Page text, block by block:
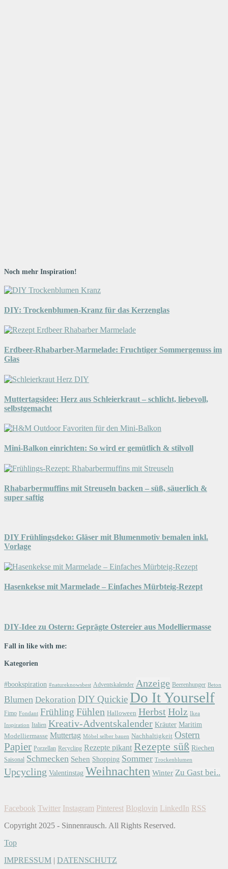
Noch mehr Inspiration!
DIY: Trockenblumen-Kranz für das Kerzenglas
Erdbeer-Rhabarber-Marmelade: Fruchtiger Sommergenuss im
Glas
Muttertagsidee: Herz aus Schleierkraut – schlicht, liebevoll,
selbstgemacht
Mini-Balkon einrichten: So wird er gemütlich & stilvoll
Rhabarbermuffins mit Streuseln backen – süß, säuerlich &
super saftig
DIY Frühlingsdeko: Gläser mit Blumenmotiv bemalen inkl.
Vorlage
Hasenkekse mit Marmelade – Einfaches Mürbteig-Rezept
DIY-Idee zu Ostern: Geprägte Ostereier aus Modelliermasse
Fall in like with me:
Kategorien
#bookspiration #natureknowsbest Adventskalender Anzeige Beerenhunger Beton
Blumen Dekoration DIY Quickie Do It Yourself
Fimo Fondant Frühling Fühlen Halloween Herbst Holz Ikea
Inspiration Italien Kreativ-Adventskalender Kräuter Maritim
Modelliermasse Muttertag Möbel selber bauen Nachhaltigkeit Ostern
Papier Porzellan Recycling Rezepte pikant Rezepte süß Riechen
Saisonal Schmecken Sehen Shopping Sommer Trockenblumen
Upcycling Valentinstag Weihnachten Winter Zu Gast bei..
Facebook Twitter Instagram Pinterest Bloglovin LinkedIn RSS
Copyright 2025 - Sinnenrausch. All Rights Reserved.
Top
IMPRESSUM | DATENSCHUTZ